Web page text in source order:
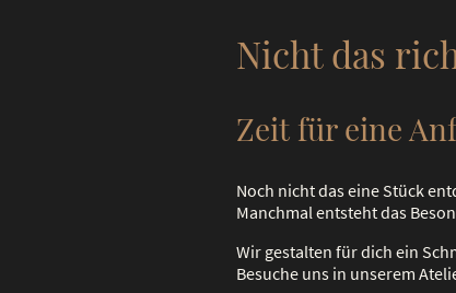
Nicht das
Zeit für eine
Noch nicht das eine Stück
Manchmal entsteht das
Wir gestalten für dich ein
Besuche uns in unserem